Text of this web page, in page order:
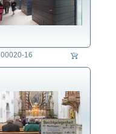
fotoagentur
für fotografen
00020-16